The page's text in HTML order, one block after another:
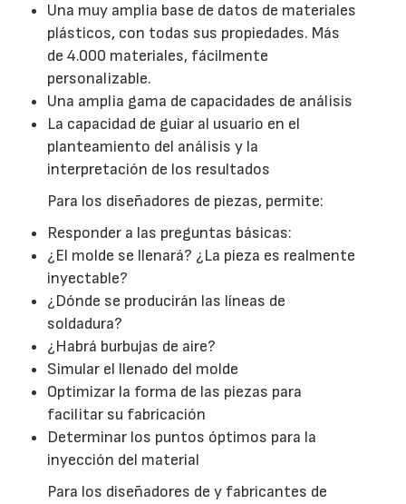
Una muy amplia base de datos de materiales
plásticos, con todas sus propiedades. Más
de 4.000 materiales, fácilmente
personalizable.
Una amplia gama de capacidades de análisis
La capacidad de guiar al usuario en el
planteamiento del análisis y la
interpretación de los resultados
Para los diseñadores de piezas, permite:
Responder a las preguntas básicas:
¿El molde se llenará? ¿La pieza es realmente
inyectable?
¿Dónde se producirán las líneas de
soldadura?
¿Habrá burbujas de aire?
Simular el llenado del molde
Optimizar la forma de las piezas para
facilitar su fabricación
Determinar los puntos óptimos para la
inyección del material
Para los diseñadores de y fabricantes de